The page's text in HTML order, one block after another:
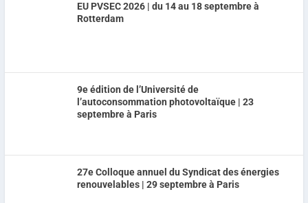
EU PVSEC 2026 | du 14 au 18 septembre à
Rotterdam
9e édition de l’Université de
l’autoconsommation photovoltaïque | 23
septembre à Paris
27e Colloque annuel du Syndicat des énergies
renouvelables | 29 septembre à Paris